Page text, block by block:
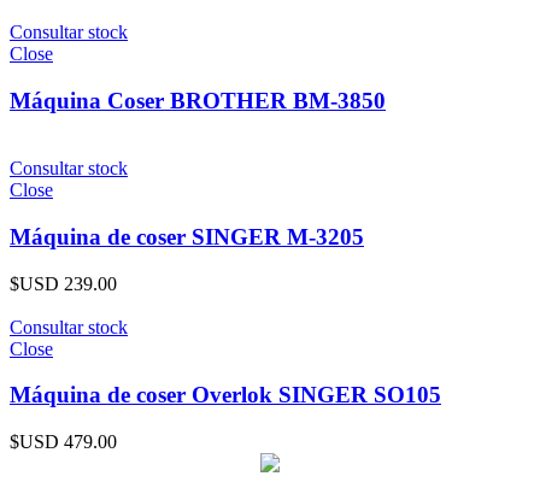
Consultar stock
Close
Máquina Coser BROTHER BM-3850
Consultar stock
Close
Máquina de coser SINGER M-3205
$USD 239.00
Consultar stock
Close
Máquina de coser Overlok SINGER SO105
$USD 479.00